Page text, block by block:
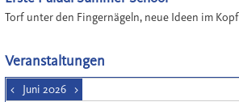
Torf unter den Fingernägeln, neue Ideen im Kopf
Veranstaltungen
< Juni 2026 >